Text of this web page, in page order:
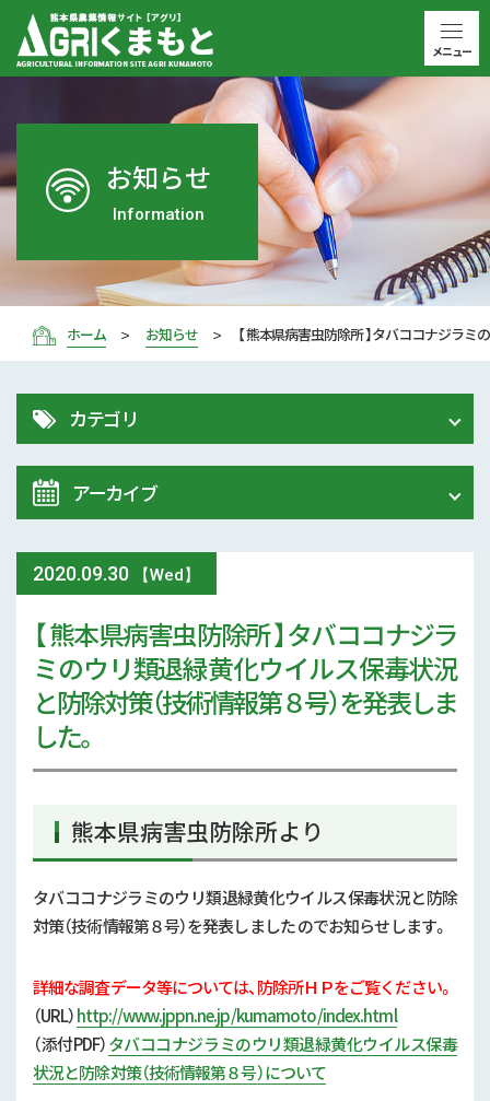
お知らせ
Information
ホーム お知らせ 【 熊本県病害虫防除所 】タバココナジラ
2020.09.30 【Wed】
【 熊本県病害虫防除所 】タバココナジラ
ミのウリ類退緑黄化ウイルス保毒状況
と防除対策（技術情報第８号）を発表しま
した。
熊本県病害虫防除所より
タバココナジラミのウリ類退緑黄化ウイルス保毒状況と防除
対策（技術情報第８号）を発表しました のでお知らせします。
詳細な調査データ等については、防除所ＨＰをご覧ください。
（URL）http://www.jppn.ne.jp/kumamoto/index.html
（添付PDF）タバココナジラミのウリ類退緑黄化ウイルス保毒
状況と防除対策（技術情報第８号）について
カテゴリ
令和8年 熊本地震関連情報
農業大学校
スマート農業
参考文献
技術と方法
気象
病害虫
行政情報
補助事業
試験研究
アーカイブ
2026年 (74)
2025年 (107)
2024年 (125)
2023年 (139)
2021年 (173)
2020年 (167)
メニュー